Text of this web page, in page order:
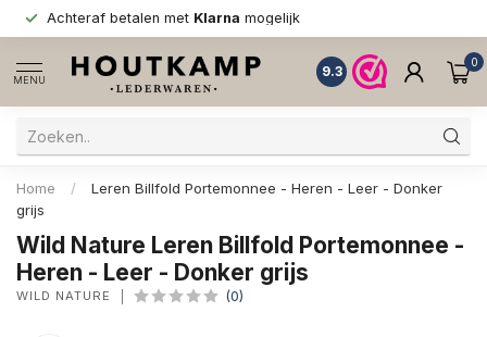
Achteraf betalen met Klarna mogelijk
MENU
9.3
0
Home /
Leren Billfold Portemonnee - Heren - Leer - Donker
grijs
Wild Nature Leren Billfold Portemonnee -
Heren - Leer - Donker grijs
WILD NATURE (0)